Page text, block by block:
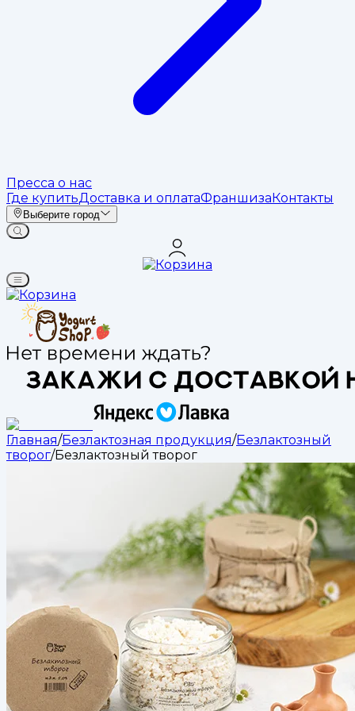
Пресса о нас
Где купитьДоставка и оплатаФраншизаКонтакты
Выберите город
Главная/Безлактозная продукция/Безлактозный
творог/Безлактозный творог